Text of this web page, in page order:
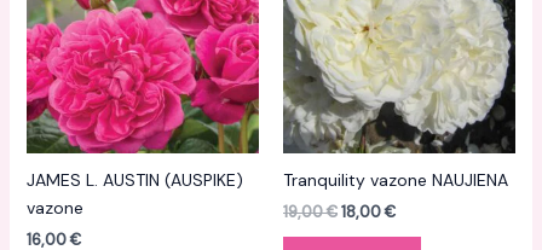
JAMES L. AUSTIN (AUSPIKE)
vazone
16,00€
Tranquility vazone NAUJIENA
19,00€18,00€